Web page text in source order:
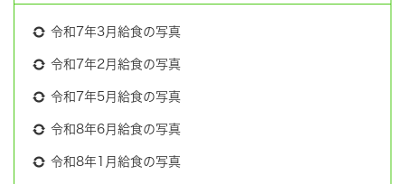
令和7年3月給食の写真
令和7年2月給食の写真
令和7年5月給食の写真
令和8年6月給食の写真
令和8年1月給食の写真